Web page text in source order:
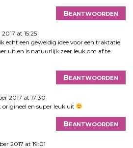
Beantwoorden
at 15:25
echt een geweldig idee voor een traktatie!
uit en is natuurlijk zeer leuk om af te
Beantwoorden
2017 at 17:30
origineel en super leuk uit
Beantwoorden
2017 at 19:01